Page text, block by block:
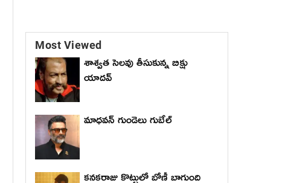
Most Viewed
శాశ్వత సెలవు తీసుకున్న బిక్షు
యాదవ్
మాధ‌వ‌న్ గుండెలు గుబేల్‌